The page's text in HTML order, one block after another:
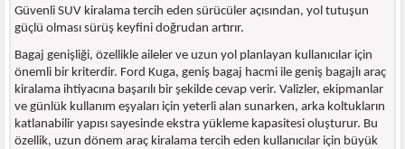
Güvenli SUV kiralama tercih eden sürücüler açısından, yol tutuşun
güçlü olması sürüş keyfini doğrudan artırır.
Bagaj genişliği, özellikle aileler ve uzun yol planlayan kullanıcılar için
önemli bir kriterdir. Ford Kuga, geniş bagaj hacmi ile geniş bagajlı araç
kiralama ihtiyacına başarılı bir şekilde cevap verir. Valizler, ekipmanlar
ve günlük kullanım eşyaları için yeterli alan sunarken, arka koltukların
katlanabilir yapısı sayesinde ekstra yükleme kapasitesi oluşturur. Bu
özellik, uzun dönem araç kiralama tercih eden kullanıcılar için büyük